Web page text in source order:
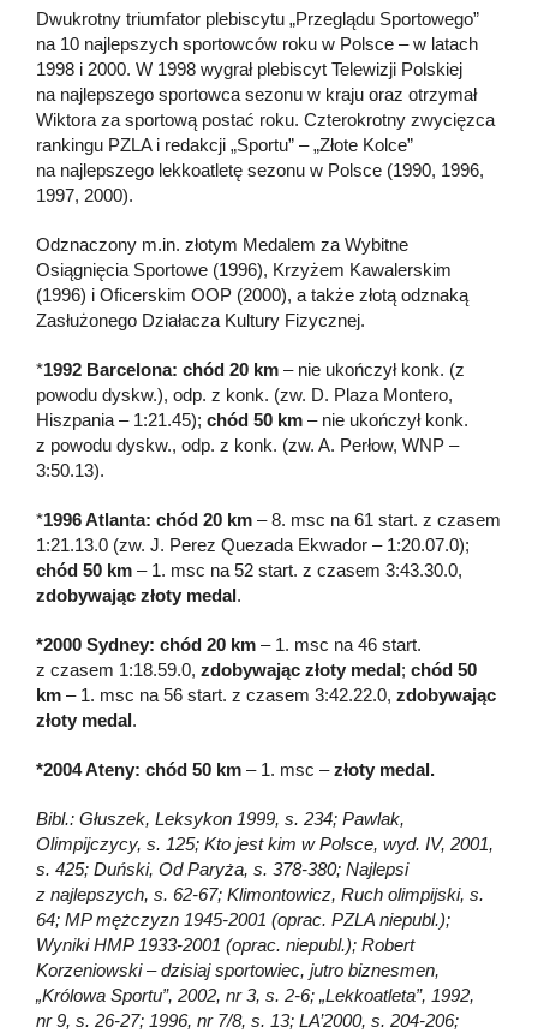
Dwukrotny triumfator plebiscytu „Przeglądu Sportowego”
na 10 najlepszych sportowców roku w Polsce – w latach
1998 i 2000. W 1998 wygrał plebiscyt Telewizji Polskiej
na najlepszego sportowca sezonu w kraju oraz otrzymał
Wiktora za sportową postać roku. Czterokrotny zwycięzca
rankingu PZLA i redakcji „Sportu” – „Złote Kolce”
na najlepszego lekkoatletę sezonu w Polsce (1990, 1996,
1997, 2000).
Odznaczony m.in. złotym Medalem za Wybitne
Osiągnięcia Sportowe (1996), Krzyżem Kawalerskim
(1996) i Oficerskim OOP (2000), a także złotą odznaką
Zasłużonego Działacza Kultury Fizycznej.
*1992 Barcelona: chód 20 km – nie ukończył konk. (z
powodu dyskw.), odp. z konk. (zw. D. Plaza Montero,
Hiszpania – 1:21.45); chód 50 km – nie ukończył konk.
z powodu dyskw., odp. z konk. (zw. A. Perłow, WNP –
3:50.13).
*1996 Atlanta: chód 20 km – 8. msc na 61 start. z czasem
1:21.13.0 (zw. J. Perez Quezada Ekwador – 1:20.07.0);
chód 50 km – 1. msc na 52 start. z czasem 3:43.30.0,
zdobywając złoty medal.
*2000 Sydney: chód 20 km – 1. msc na 46 start.
z czasem 1:18.59.0, zdobywając złoty medal; chód 50
km – 1. msc na 56 start. z czasem 3:42.22.0, zdobywając
złoty medal.
*2004 Ateny: chód 50 km – 1. msc –złoty medal.
Bibl.: Głuszek, Leksykon 1999, s. 234; Pawlak,
Olimpijczycy, s. 125; Kto jest kim w Polsce, wyd. IV, 2001,
s. 425; Duński, Od Paryża, s. 378-380; Najlepsi
z najlepszych, s. 62-67; Klimontowicz, Ruch olimpijski, s.
64; MP mężczyzn 1945-2001 (oprac. PZLA niepubl.);
Wyniki HMP 1933-2001 (oprac. niepubl.); Robert
Korzeniowski – dzisiaj sportowiec, jutro biznesmen,
„Królowa Sportu”, 2002, nr 3, s. 2-6; „Lekkoatleta”, 1992,
nr 9, s. 26-27; 1996, nr 7/8, s. 13; LA’2000, s. 204-206;